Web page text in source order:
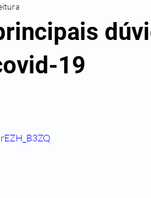
Psicopedagogia
19